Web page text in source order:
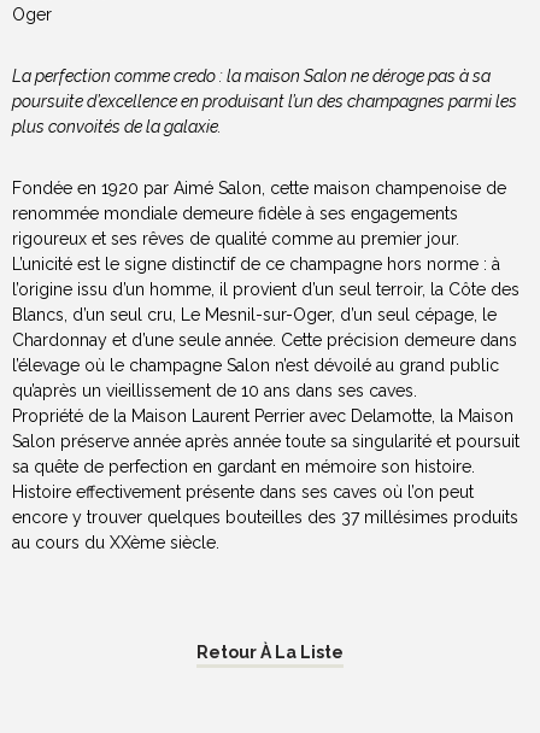
Oger
La perfection comme credo : la maison Salon ne déroge pas à sa
poursuite d’excellence en produisant l’un des champagnes parmi les
plus convoités de la galaxie.
Fondée en 1920 par Aimé Salon, cette maison champenoise de
renommée mondiale demeure fidèle à ses engagements
rigoureux et ses rêves de qualité comme au premier jour.
L’unicité est le signe distinctif de ce champagne hors norme : à
l’origine issu d’un homme, il provient d’un seul terroir, la Côte des
Blancs, d’un seul cru, Le Mesnil-sur-Oger, d’un seul cépage, le
Chardonnay et d’une seule année. Cette précision demeure dans
l’élevage où le champagne Salon n’est dévoilé au grand public
qu’après un vieillissement de 10 ans dans ses caves.
Propriété de la Maison Laurent Perrier avec Delamotte, la Maison
Salon préserve année après année toute sa singularité et poursuit
sa quête de perfection en gardant en mémoire son histoire.
Histoire effectivement présente dans ses caves où l’on peut
encore y trouver quelques bouteilles des 37 millésimes produits
au cours du XXème siècle.
Retour À La Liste